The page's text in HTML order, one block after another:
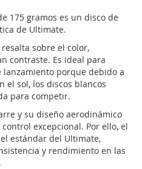
175 gramos es un disco de
de Ultimate.
sobre el color,
contraste. Es ideal para
porque debido a
el sol, los discos blancos
para competir.
y su diseño aerodinámico
excepcional. Por ello, el
estándar del Ultimate,
y rendimiento en las